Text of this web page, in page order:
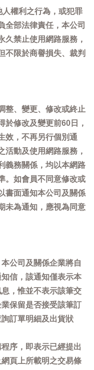
權利之行為，或犯罪
全部法律責任，本公司
久禁止使用網路服務，
不限於商譽損失、裁判
整、變更、修改或終止
於修改及變更前60日，
效，不再另行個別通
活動及使用網路服務，
義務關係，均以本網路
。如會員不同意修改或
書面通知本公司及關係
未為通知，應視為同意
公司及關係企業將自
信，該通知僅表示本
，惟並不表示該筆交
保留是否接受該筆訂
訂單明細及出貨狀
序，即表示已經提出
頁上所載明之交易條